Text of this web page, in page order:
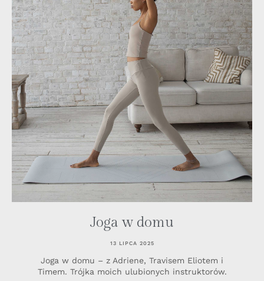
Joga w domu
13 LIPCA 2025
Joga w domu – z Adriene, Travisem Eliotem i
Timem. Trójka moich ulubionych instruktorów.